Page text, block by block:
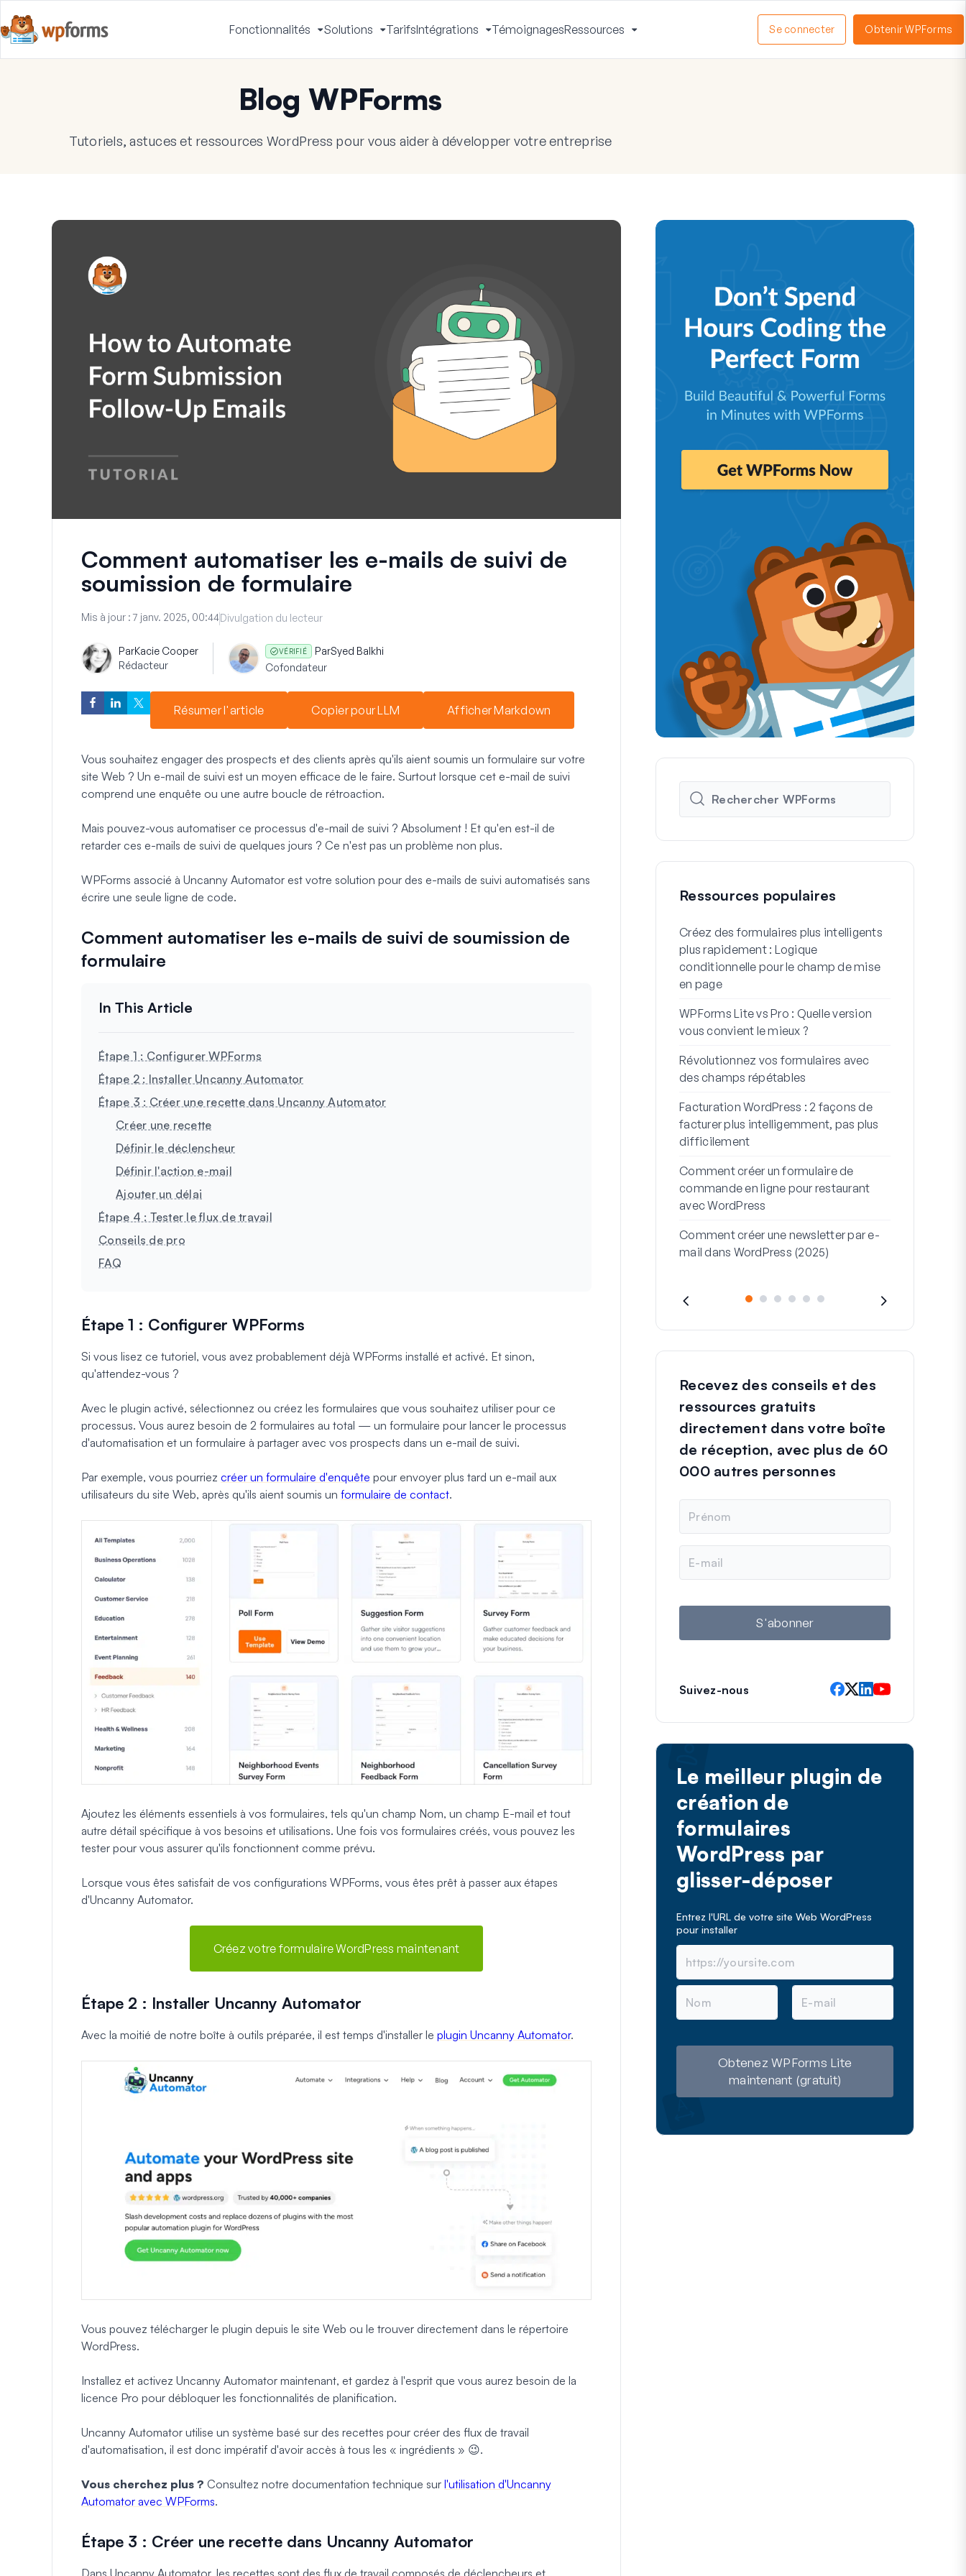
Fonctionnalités
Activer
le
Solutions
Activer
le
TarifsIntégrations
Activer
le
TémoignagesRessources
le
Se connecter Obtenir WPForms
Blog WPForms
Tutoriels, astuces et ressources WordPress pour vous aider à développer votre entreprise
Comment automatiser les e-mails de suivi de
soumission de formulaire
Mis à jour : 7 janv. 2025, 00:44Divulgation du lecteur
ParKacie Cooper
Rédacteur
VÉRIFIÉ ParSyed Balkhi
Cofondateur
Résumer l'article Copier pour LLM Afficher Markdown
Vous souhaitez engager des prospects et des clients après qu'ils aient soumis un formulaire sur votre
site Web ? Un e-mail de suivi est un moyen efficace de le faire. Surtout lorsque cet e-mail de suivi
comprend une enquête ou une autre boucle de rétroaction.
Mais pouvez-vous automatiser ce processus d'e-mail de suivi ? Absolument ! Et qu'en est-il de
retarder ces e-mails de suivi de quelques jours ? Ce n'est pas un problème non plus.
WPForms associé à Uncanny Automator est votre solution pour des e-mails de suivi automatisés sans
écrire une seule ligne de code.
Comment automatiser les e-mails de suivi de soumission de
formulaire
Étape 1 : Configurer WPForms
Étape 2 : Installer Uncanny Automator
Étape 3 : Créer une recette dans Uncanny Automator
Créer une recette
Définir le déclencheur
Définir l'action e-mail
Ajouter un délai
Étape 4 : Tester le flux de travail
Conseils de pro
FAQ
Étape 1 : Configurer WPForms
Si vous lisez ce tutoriel, vous avez probablement déjà WPForms installé et activé. Et sinon,
qu'attendez-vous ?
Avec le plugin activé, sélectionnez ou créez les formulaires que vous souhaitez utiliser pour ce
processus. Vous aurez besoin de 2 formulaires au total — un formulaire pour lancer le processus
d'automatisation et un formulaire à partager avec vos prospects dans un e-mail de suivi.
Par exemple, vous pourriez créer un formulaire d'enquête pour envoyer plus tard un e-mail aux
utilisateurs du site Web, après qu'ils aient soumis un formulaire de contact.
Ajoutez les éléments essentiels à vos formulaires, tels qu'un champ Nom, un champ E-mail et tout
autre détail spécifique à vos besoins et utilisations. Une fois vos formulaires créés, vous pouvez les
tester pour vous assurer qu'ils fonctionnent comme prévu.
Lorsque vous êtes satisfait de vos configurations WPForms, vous êtes prêt à passer aux étapes
d'Uncanny Automator.
Créez votre formulaire WordPress maintenant
Étape 2 : Installer Uncanny Automator
Avec la moitié de notre boîte à outils préparée, il est temps d'installer le plugin Uncanny Automator.
Vous pouvez télécharger le plugin depuis le site Web ou le trouver directement dans le répertoire
WordPress.
Installez et activez Uncanny Automator maintenant, et gardez à l'esprit que vous aurez besoin de la
licence Pro pour débloquer les fonctionnalités de planification.
Uncanny Automator utilise un système basé sur des recettes pour créer des flux de travail
d'automatisation, il est donc impératif d'avoir accès à tous les « ingrédients » 😉.
Vous cherchez plus ? Consultez notre documentation technique sur l'utilisation d'Uncanny
Automator avec WPForms.
Étape 3 : Créer une recette dans Uncanny Automator
Ressources populaires
Créez des formulaires plus intelligents
plus rapidement : Logique
conditionnelle pour le champ de mise
en page
WPForms Lite vs Pro : Quelle version
vous convient le mieux ?
Révolutionnez vos formulaires avec
des champs répétables
Facturation WordPress : 2 façons de
facturer plus intelligemment, pas plus
difficilement
Comment créer un formulaire de
commande en ligne pour restaurant
avec WordPress
Comment créer une newsletter par e-
mail dans WordPress (2025)
Recevez des conseils et des
ressources gratuits
directement dans votre boîte
de réception, avec plus de 60
000 autres personnes
m
m
i
S'abonner
Suivez-nous
Le meilleur plugin de
création de
formulaires
WordPress par
glisser-déposer
Entrez l'URL de votre site Web WordPress
pour installer
N
m
E
m
Obtenez WPForms Lite
maintenant (gratuit)